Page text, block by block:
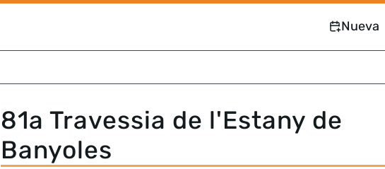
Nueva
81a Travessia de l'Estany de
Banyoles